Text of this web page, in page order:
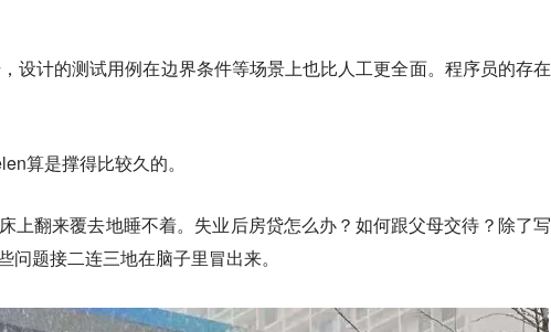
设计的测试用例在边界条件等场景上也比人工更全面。程序员的存在
算是撑得比较久的。
上翻来覆去地睡不着。失业后房贷怎么办？如何跟父母交待？除了写
题接二连三地在脑子里冒出来。